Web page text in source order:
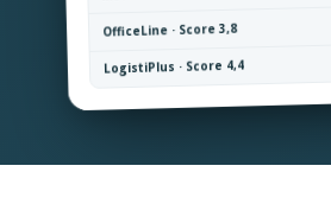
OfficeLine · Score 3,8
LogistiPlus · Score 4,4